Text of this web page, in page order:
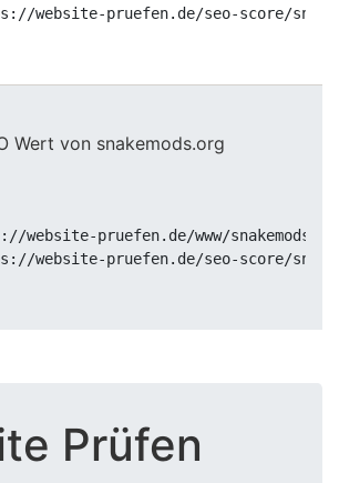
website-pruefen.de/seo-score/
website-pruefen.de/www/
website-pruefen.de/seo-score/
Prüfen